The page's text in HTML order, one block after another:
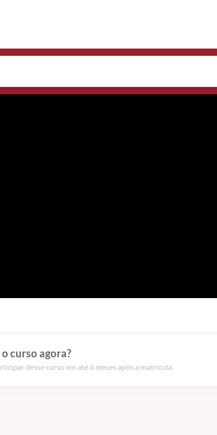
curso agora?
desse curso em até 6 meses após a matrícula.